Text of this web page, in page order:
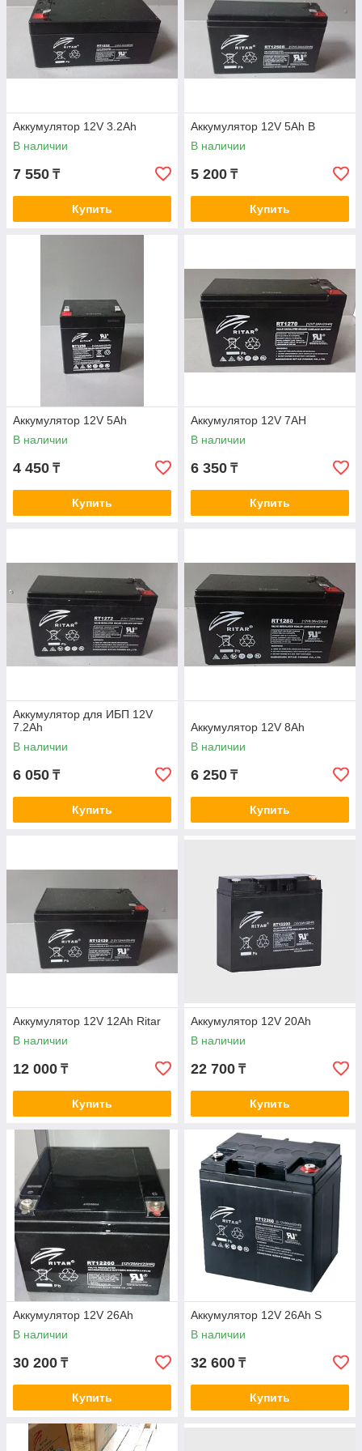
Аккумулятор 12V 3.2Ah
В наличии
7 550 ₸
Купить
Аккумулятор 12V 5Ah B
В наличии
5 200 ₸
Купить
Аккумулятор 12V 5Ah
В наличии
4 450 ₸
Купить
Аккумулятор 12V 7AH
В наличии
6 350 ₸
Купить
Аккумулятор для ИБП 12V
7.2Ah
В наличии
6 050 ₸
Купить
Аккумулятор 12V 8Ah
В наличии
6 250 ₸
Купить
Аккумулятор 12V 12Ah Ritar
В наличии
12 000 ₸
Купить
Аккумулятор 12V 20Ah
В наличии
22 700 ₸
Купить
Аккумулятор 12V 26Ah
В наличии
30 200 ₸
Купить
Аккумулятор 12V 26Ah S
В наличии
32 600 ₸
Купить